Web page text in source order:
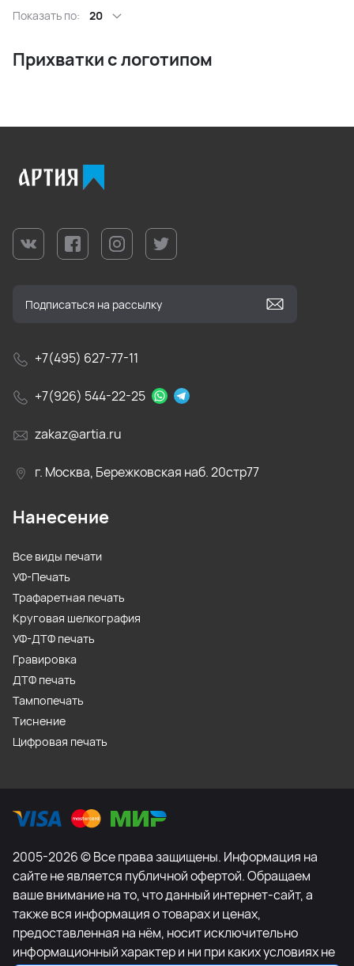
Показать по: 20
Прихватки с логотипом
+7(495) 627-77-11
+7(926) 544-22-25
zakaz@artia.ru
г. Москва, Бережковская наб. 20стр77
Нанесение
Все виды печати
УФ-Печать
Трафаретная печать
Круговая шелкография
УФ-ДТФ печать
Гравировка
ДТФ печать
Тампопечать
Тиснение
Цифровая печать
2005-2026 © Все права защищены. Информация на
сайте не является публичной офертой. Обращаем
ваше внимание на то, что данный интернет-сайт, а
также вся информация о товарах и ценах,
предоставленная на нём, носит исключительно
информационный характер и ни при каких условиях не